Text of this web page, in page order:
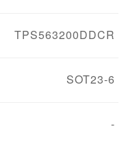
TPS563200DDCR
SOT23-6
-